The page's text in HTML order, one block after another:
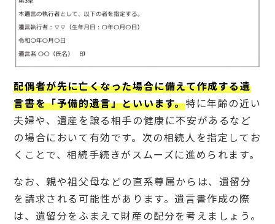
子な
婦の
遺言
書は
法務
預け
られ
る？
6.
2
子な
し夫
公正
証書
遺言
を作
配偶者が先に亡くなった場合に備えて作成する遺
言書を「予備的遺言」といいます。特に年齢の近い
夫婦や、遺産を譲る相手の健康に不安があるなど
の場合において有効です。次の相続人を指定してお
くことで、相続手続きがスムーズに進められます。
なお、親や祖父母などの直系尊属からは、遺留分
を請求される可能性があります。遺言書作成の際
は、遺留分をふまえて財産の配分を考えましょう。